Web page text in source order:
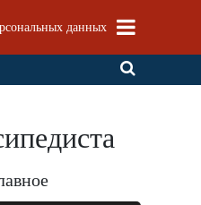
данных